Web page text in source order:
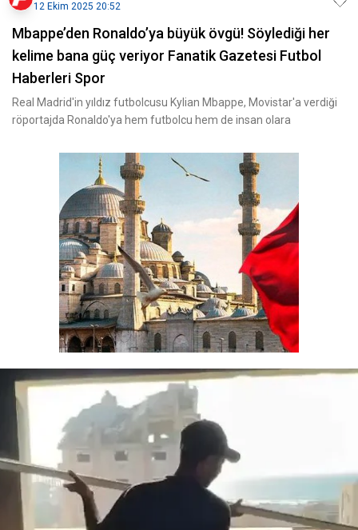
12 Ekim 2025 20:52
Mbappe’den Ronaldo’ya büyük övgü! Söylediği her
kelime bana güç veriyor Fanatik Gazetesi Futbol
Haberleri Spor
Real Madrid'in yıldız futbolcusu Kylian Mbappe, Movistar'a verdiği
röportajda Ronaldo'ya hem futbolcu hem de insan olara